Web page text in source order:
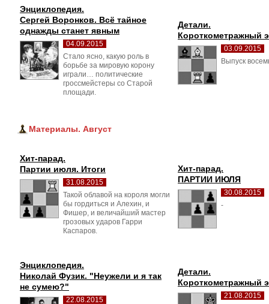
Энциклопедия.
Сергей Воронков. Всё тайное
однажды станет явным
04.09.2015
Стало ясно, какую роль в
борьбе за мировую корону
играли… политические
гроссмейстеры со Старой
площади.
Детали.
Короткометражный
03.09.2015
Выпуск
Материалы. Август
Хит-парад.
Партии июля. Итоги
31.08.2015
Такой облавой на короля могли
бы гордиться и Алехин, и
Фишер, и величайший мастер
грозовых ударов Гарри
Каспаров.
Хит-парад.
ПАРТИИ ИЮЛЯ
30.08.2015
-
Энциклопедия.
Николай Фузик. "Неужели и я так
не сумею?"
22.08.2015
Детали.
Короткометражный
21.08.2015